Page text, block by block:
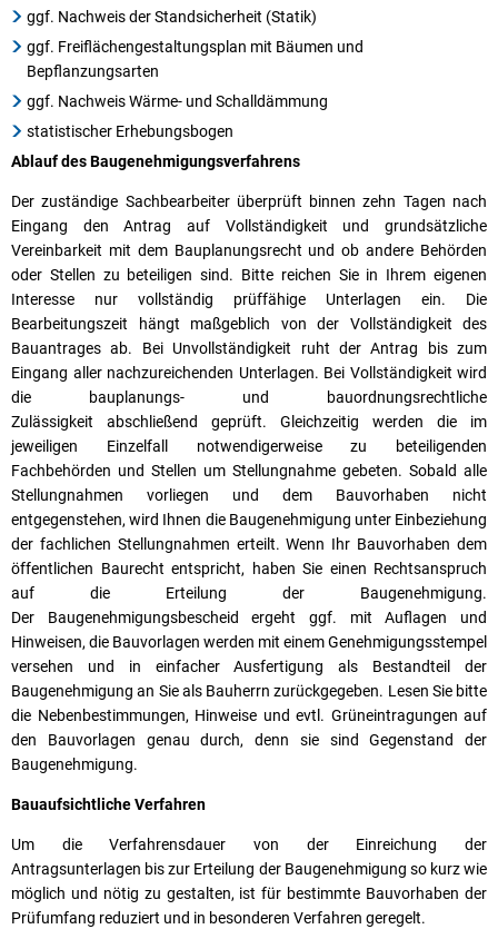
ggf. Nachweis der Standsicherheit (Statik)
ggf. Freiflächengestaltungsplan mit Bäumen und
Bepflanzungsarten
ggf. Nachweis Wärme- und Schalldämmung
statistischer Erhebungsbogen
Ablauf des Baugenehmigungsverfahrens
Der zuständige Sachbearbeiter überprüft binnen zehn Tagen nach
Eingang den Antrag auf Vollständigkeit und grundsätzliche
Vereinbarkeit mit dem Bauplanungsrecht und ob andere Behörden
oder Stellen zu beteiligen sind. Bitte reichen Sie in Ihrem eigenen
Interesse nur vollständig prüffähige Unterlagen ein. Die
Bearbeitungszeit hängt maßgeblich von der Vollständigkeit des
Bauantrages ab. Bei Unvollständigkeit ruht der Antrag bis zum
Eingang aller nachzureichenden Unterlagen. Bei Vollständigkeit wird
die bauplanungs- und bauordnungsrechtliche
Zulässigkeit abschließend geprüft. Gleichzeitig werden die im
jeweiligen Einzelfall notwendigerweise zu beteiligenden
Fachbehörden und Stellen um Stellungnahme gebeten. Sobald alle
Stellungnahmen vorliegen und dem Bauvorhaben nicht
entgegenstehen, wird Ihnen die Baugenehmigung unter Einbeziehung
der fachlichen Stellungnahmen erteilt. Wenn Ihr Bauvorhaben dem
öffentlichen Baurecht entspricht, haben Sie einen Rechtsanspruch
auf die Erteilung der Baugenehmigung.
Der Baugenehmigungsbescheid ergeht ggf. mit Auflagen und
Hinweisen, die Bauvorlagen werden mit einem Genehmigungsstempel
versehen und in einfacher Ausfertigung als Bestandteil der
Baugenehmigung an Sie als Bauherrn zurückgegeben. Lesen Sie bitte
die Nebenbestimmungen, Hinweise und evtl. Grüneintragungen auf
den Bauvorlagen genau durch, denn sie sind Gegenstand der
Baugenehmigung.
Bauaufsichtliche Verfahren
Um die Verfahrensdauer von der Einreichung der
Antragsunterlagen bis zur Erteilung der Baugenehmigung so kurz wie
möglich und nötig zu gestalten, ist für bestimmte Bauvorhaben der
Prüfumfang reduziert und in besonderen Verfahren geregelt.